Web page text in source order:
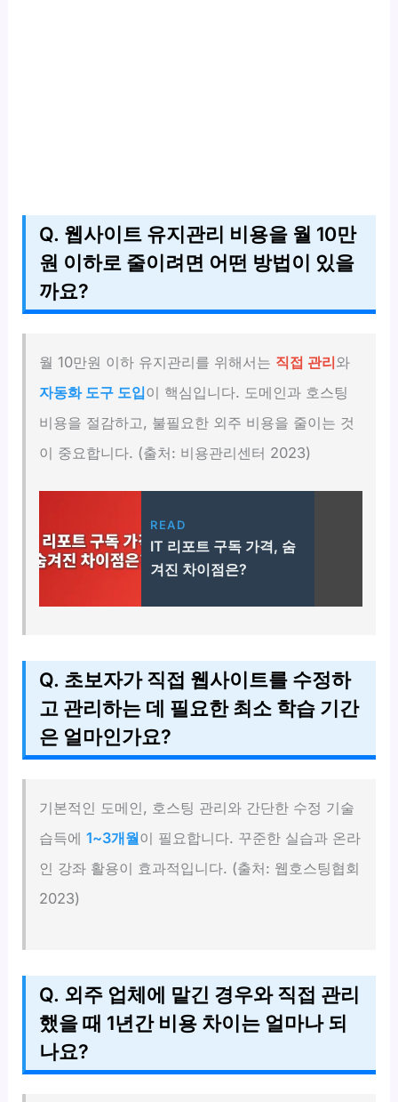
Q. 웹사이트 유지관리 비용을 월 10만
원 이하로 줄이려면 어떤 방법이 있을
까요?
월 10만원 이하 유지관리를 위해서는 직접 관리와
자동화 도구 도입이 핵심입니다. 도메인과 호스팅
비용을 절감하고, 불필요한 외주 비용을 줄이는 것
이 중요합니다. (출처: 비용관리센터 2023)
READ
IT 리포트 구독 가격, 숨
겨진 차이점은?
Q. 초보자가 직접 웹사이트를 수정하
고 관리하는 데 필요한 최소 학습 기간
은 얼마인가요?
기본적인 도메인, 호스팅 관리와 간단한 수정 기술
습득에1~3개월이 필요합니다. 꾸준한 실습과 온라
인 강좌 활용이 효과적입니다. (출처: 웹호스팅협회
2023)
Q. 외주 업체에 맡긴 경우와 직접 관리
했을 때 1년간 비용 차이는 얼마나 되
나요?